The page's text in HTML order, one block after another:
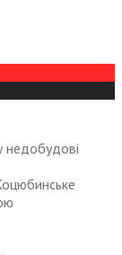
недобудові